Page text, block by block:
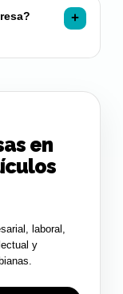
en
laboral,
y